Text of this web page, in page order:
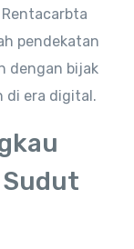
pendekatan
dengan bijak
di era digital.